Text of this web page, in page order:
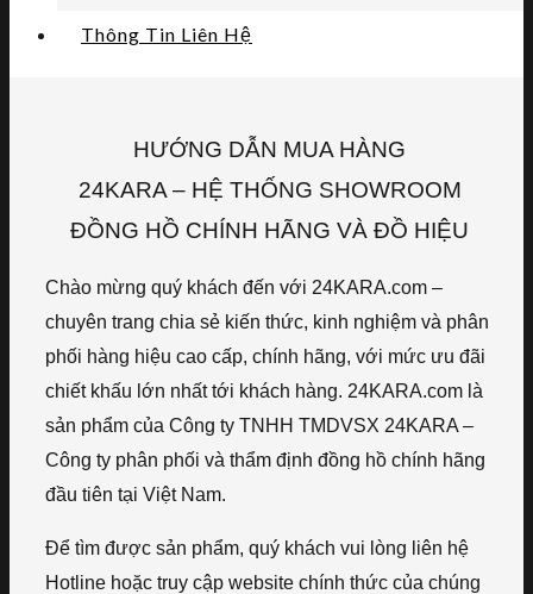
Thông Tin Liên Hệ
HƯỚNG DẪN MUA HÀNG
24KARA – HỆ THỐNG SHOWROOM
ĐỒNG HỒ CHÍNH HÃNG VÀ ĐỒ HIỆU
Chào mừng quý khách đến với 24KARA.com –
chuyên trang chia sẻ kiến thức, kinh nghiệm và phân
phối hàng hiệu cao cấp, chính hãng, với mức ưu đãi
chiết khấu lớn nhất tới khách hàng. 24KARA.com là
sản phẩm của Công ty TNHH TMDVSX 24KARA –
Công ty phân phối và thẩm định đồng hồ chính hãng
đầu tiên tại Việt Nam.
Để tìm được sản phẩm, quý khách vui lòng liên hệ
Hotline hoặc truy cập website chính thức của chúng